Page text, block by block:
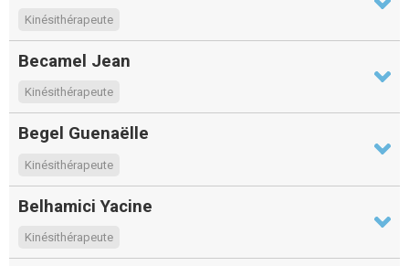
Kinésithérapeute
Becamel Jean
Kinésithérapeute
Begel Guenaëlle
Kinésithérapeute
Belhamici Yacine
Kinésithérapeute